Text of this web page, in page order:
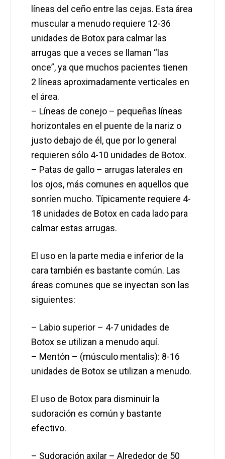
líneas del ceño entre las cejas. Esta área
muscular a menudo requiere 12-36
unidades de Botox para calmar las
arrugas que a veces se llaman “las
once”, ya que muchos pacientes tienen
2 líneas aproximadamente verticales en
el área.
– Líneas de conejo – pequeñas líneas
horizontales en el puente de la nariz o
justo debajo de él, que por lo general
requieren sólo 4-10 unidades de Botox.
– Patas de gallo – arrugas laterales en
los ojos, más comunes en aquellos que
sonríen mucho. Típicamente requiere 4-
18 unidades de Botox en cada lado para
calmar estas arrugas.
El uso en la parte media e inferior de la
cara también es bastante común. Las
áreas comunes que se inyectan son las
siguientes:
– Labio superior – 4-7 unidades de
Botox se utilizan a menudo aquí.
– Mentón – (músculo mentalis): 8-16
unidades de Botox se utilizan a menudo.
El uso de Botox para disminuir la
sudoración es común y bastante
efectivo.
– Sudoración axilar – Alrededor de 50